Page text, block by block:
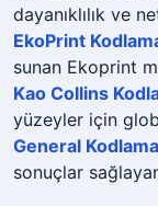
dayanıklılık ve
EkoPrint
sunan Ekoprint
Kao Collins
yüzeyler için
General
sonuçlar